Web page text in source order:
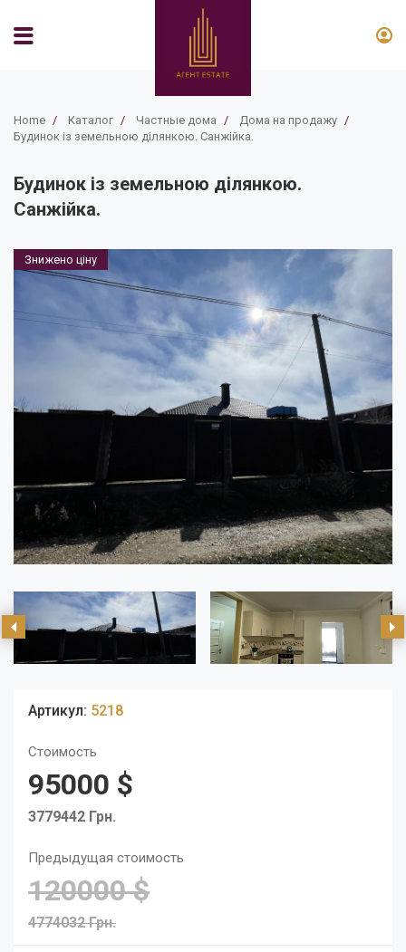
Home / Каталог / Частные дома / Дома на продажу /
Будинок із земельною ділянкою. Санжійка.
Будинок із земельною ділянкою.
Санжійка.
Знижено ціну
Артикул: 5218
Стоимость
95000 $
3779442 Грн.
Предыдущая стоимость
120000 $
4774032 Грн.